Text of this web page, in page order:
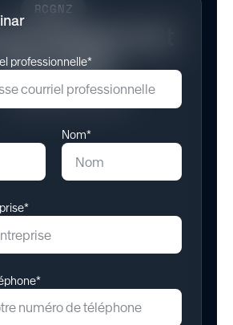
RCGNZ
Engagement
Lasts
November 11, 2025
professionnelle*
Nom*